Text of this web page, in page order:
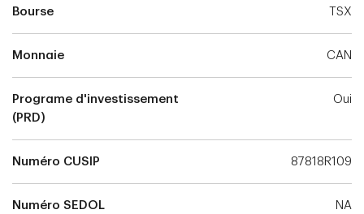
Bourse TSX
Monnaie CAN
Programe d'investissement
(PRD)
Oui
Numéro CUSIP 87818R109
Numéro SEDOL NA